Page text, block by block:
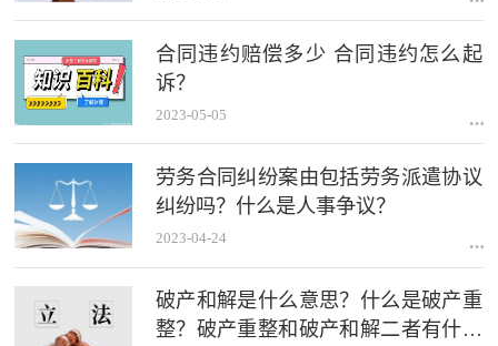
合同违约赔偿多少 合同违约怎么起
诉？
2023-05-05
劳务合同纠纷案由包括劳务派遣协议
纠纷吗？什么是人事争议？
2023-04-24
破产和解是什么意思？什么是破产重
整？破产重整和破产和解二者有什么